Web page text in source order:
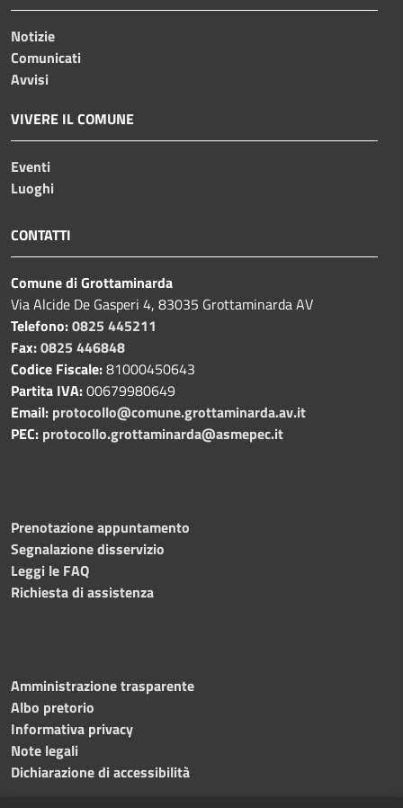
Notizie
Comunicati
Avvisi
VIVERE IL COMUNE
Eventi
Luoghi
CONTATTI
Comune di Grottaminarda
Via Alcide De Gasperi 4, 83035 Grottaminarda AV
Telefono:0825 445211
Fax:0825 446848
Codice Fiscale:81000450643
Partita IVA:00679980649
Email: protocollo@comune.grottaminarda.av.it
PEC: protocollo.grottaminarda@asmepec.it
Prenotazione appuntamento
Segnalazione disservizio
Leggi le FAQ
Richiesta di assistenza
Amministrazione trasparente
Albo pretorio
Informativa privacy
Note legali
Dichiarazione di accessibilità